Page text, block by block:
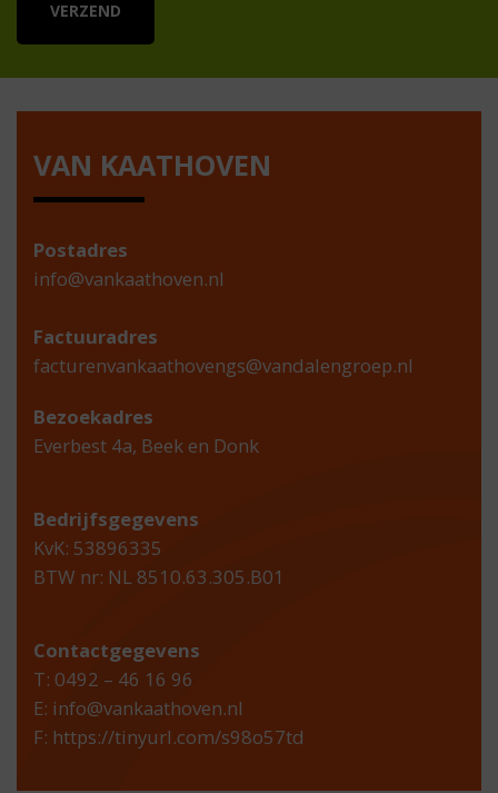
VAN KAATHOVEN
Postadres
info@vankaathoven.nl
Factuuradres
facturenvankaathovengs@vandalengroep.nl
Bezoekadres
Everbest 4a, Beek en Donk
Bedrijfsgegevens
KvK: 53896335
BTW nr: NL 8510.63.305.B01
Contactgegevens
T: 0492 – 46 16 96
E: info@vankaathoven.nl
F: https://tinyurl.com/s98o57td